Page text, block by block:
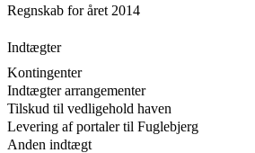
Regnskab for året 2014
Indtægter
Kontingenter
Indtægter arrangementer
Tilskud til vedligehold haven
Levering af portaler til Fuglebjerg
Anden indtægt